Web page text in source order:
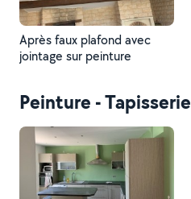
Après faux plafond avec
jointage sur peinture
Peinture - Tapisserie